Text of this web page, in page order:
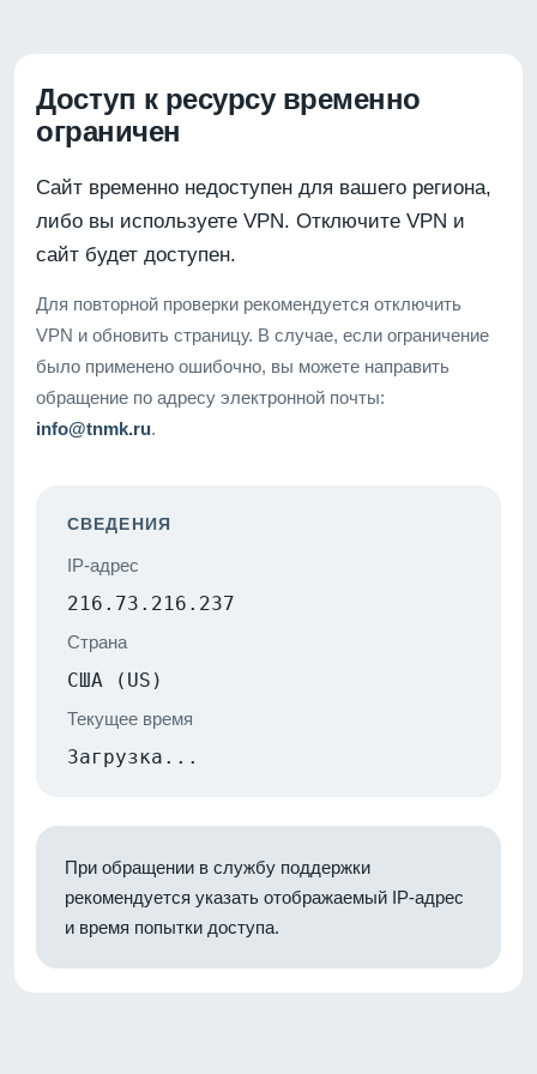
Доступ к ресурсу временно
ограничен
Сайт временно недоступен для вашего региона,
либо вы используете VPN. Отключите VPN и
сайт будет доступен.
Для повторной проверки рекомендуется отключить
VPN и обновить страницу. В случае, если ограничение
было применено ошибочно, вы можете направить
обращение по адресу электронной почты:
info@tnmk.ru.
СВЕДЕНИЯ
IP-адрес
216.73.216.237
Страна
США (US)
Текущее время
Загрузка...
При обращении в службу поддержки
рекомендуется указать отображаемый IP-адрес
и время попытки доступа.